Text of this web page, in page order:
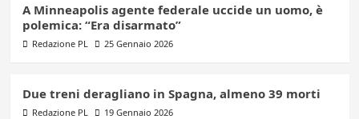
A Minneapolis agente federale uccide un uomo, è
polemica: “Era disarmato”
Redazione PL 25 Gennaio 2026
Due treni deragliano in Spagna, almeno 39 morti
Redazione PL 19 Gennaio 2026